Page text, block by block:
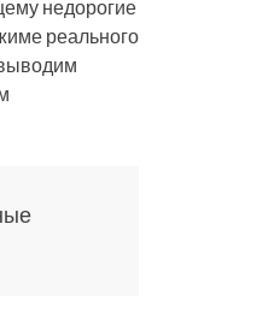
недорогие
реального